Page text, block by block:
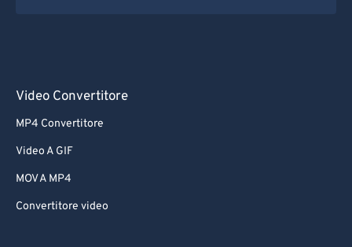
Video Convertitore
MP4 Convertitore
Video A GIF
MOV A MP4
Convertitore video